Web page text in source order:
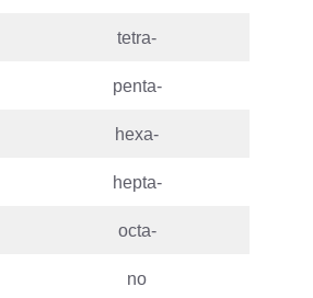
tetra-
penta-
hexa-
hepta-
octa-
no